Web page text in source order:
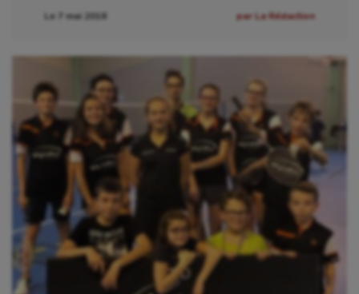
Plongée
Randonnée / Marche
Roller-derby
Sarbacane
Sauvetage sportif
Sport adapté
Sport handicap
Sport santé
Sport-entreprise
Le 7 mai 2018 par La Rédaction